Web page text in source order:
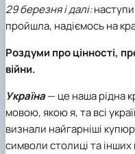
29 березня і далі:
пройшла, надіємось на
Роздуми про цінності,
війни.
Україна— це наша рідна
мовою, якою я, та всі
визнали найгарніші
символи столиці та інших